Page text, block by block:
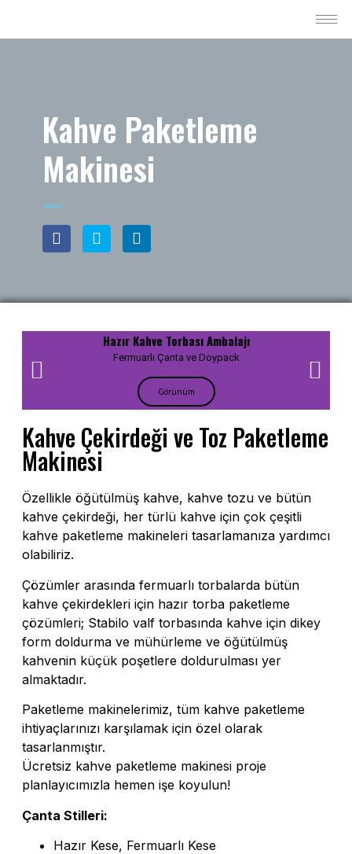
Kahve Paketleme
Makinesi
Hazır Kahve Torbası Ambalajı
Fermuarlı Çanta ve Doypack
Görünüm
Kahve Çekirdeği ve Toz Paketleme
Makinesi
Özellikle öğütülmüş kahve, kahve tozu ve bütün
kahve çekirdeği, her türlü kahve için çok çeşitli
kahve paketleme makineleri tasarlamanıza yardımcı
olabiliriz.
Çözümler arasında fermuarlı torbalarda bütün
kahve çekirdekleri için hazır torba paketleme
çözümleri; Stabilo valf torbasında kahve için dikey
form doldurma ve mühürleme ve öğütülmüş
kahvenin küçük poşetlere doldurulması yer
almaktadır.
Paketleme makinelerimiz, tüm kahve paketleme
ihtiyaçlarınızı karşılamak için özel olarak
tasarlanmıştır.
Ücretsiz kahve paketleme makinesi proje
planlayıcımızla hemen işe koyulun!
Çanta Stilleri:
Hazır Kese, Fermuarlı Kese